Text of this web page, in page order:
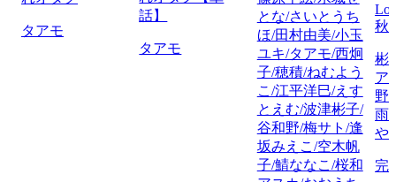
タアモ
話】
タアモ
とな/さいとうち
ほ/田村由美/小玉
ユキ/タアモ/西炯
子/穂積/ねむよう
こ/江平洋巳/えす
とえむ/波津彬子/
谷和野/梅サト/逢
坂みえこ/空木帆
子/鯖ななこ/桜和
秋
彬
ア
野
雨/
や
完